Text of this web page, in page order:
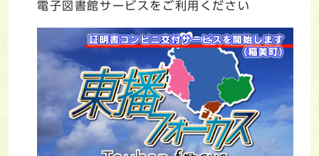
電子図書館サービスをご利用ください